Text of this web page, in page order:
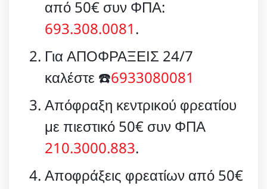
από 50€ συν ΦΠΑ:
693.308.0081.
Για ΑΠΟΦΡΑΞΕΙΣ 24/7
καλέστε ☎️6933080081
Απόφραξη κεντρικού φρεατίου
με πιεστικό 50€ συν ΦΠΑ
210.3000.883.
Αποφράξεις φρεατίων από 50€